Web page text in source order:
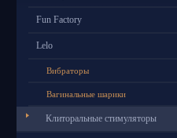
Fun Factory
Lelo
Вибраторы
Вагинальные шарики
Клиторальные стимуляторы